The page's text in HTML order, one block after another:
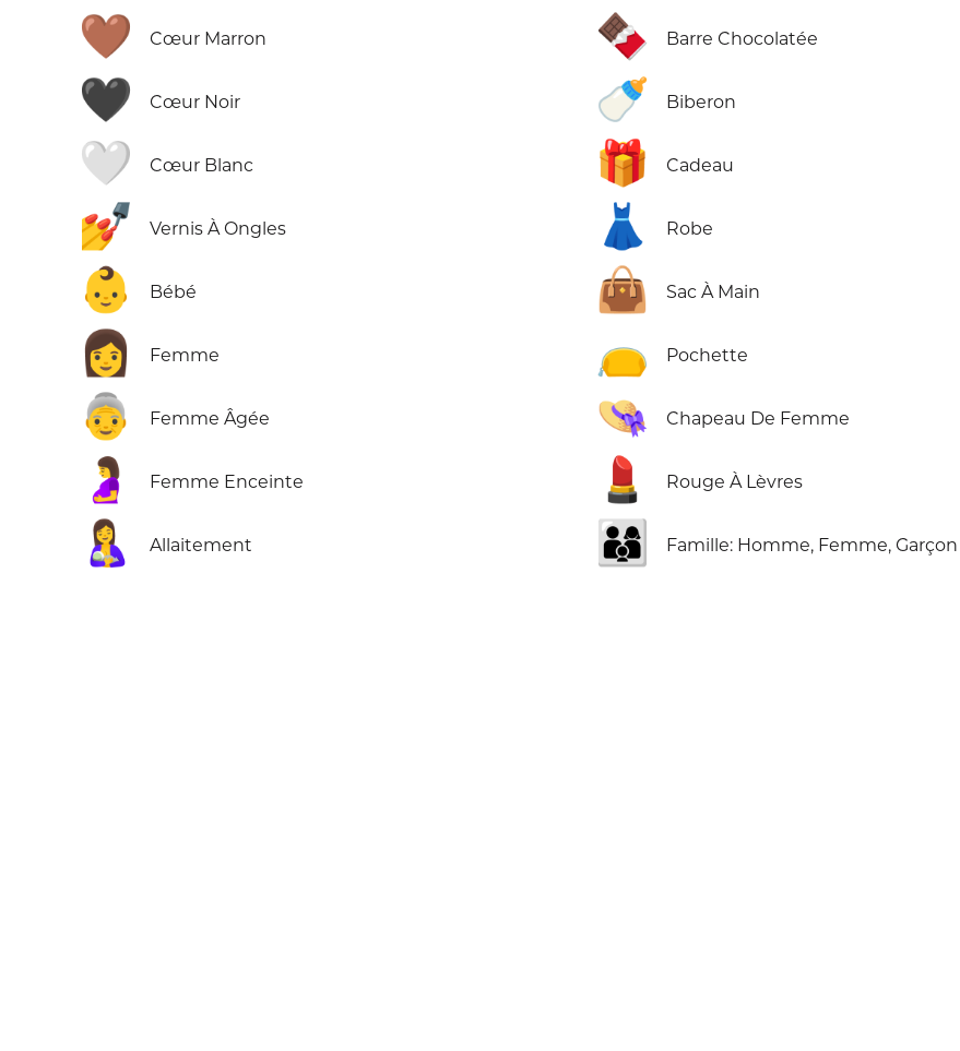
🤎 Cœur Marron
🖤 Cœur Noir
🤍 Cœur Blanc
💅 Vernis À Ongles
👶 Bébé
👩 Femme
👵 Femme Âgée
🤰 Femme Enceinte
🤱 Allaitement
🍫 Barre Chocolatée
🍼 Biberon
🎁 Cadeau
👗 Robe
👜 Sac À Main
👝 Pochette
👒 Chapeau De Femme
💄 Rouge À Lèvres
👨‍👩‍👦 Famille: Homme, Femme, Garçon